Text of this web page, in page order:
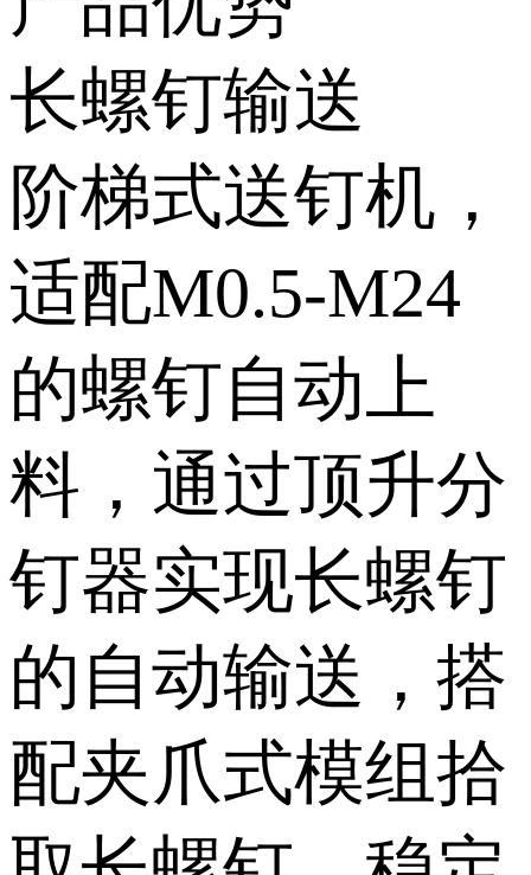
长螺钉输送
阶梯式送钉机，
适配M0.5-M24
的螺钉自动上
料，通过顶升分
钉器实现长螺钉
的自动输送，搭
配夹爪式模组拾